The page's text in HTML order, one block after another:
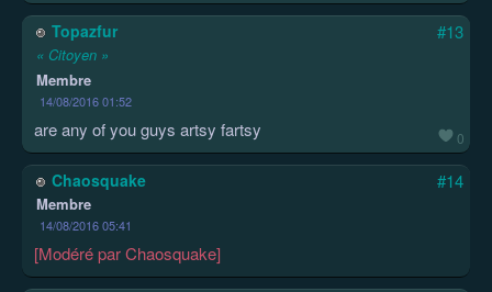
Topazfur
« Citoyen »
Membre
14/08/2016 01:52
#13
0
are any of you guys artsy fartsy
Chaosquake
Membre
14/08/2016 05:41
#14
[Modéré par Chaosquake]